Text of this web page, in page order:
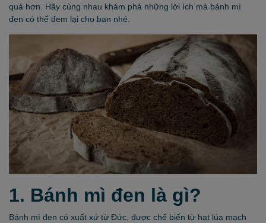
quả hơn. Hãy cùng nhau khám phá những lời ích mà bánh mì
đen có thể đem lại cho bạn nhé.
1. Bánh mì đen là gì?
Bánh mì đen có xuất xứ từ Đức, được chế biến từ hạt lúa mạch